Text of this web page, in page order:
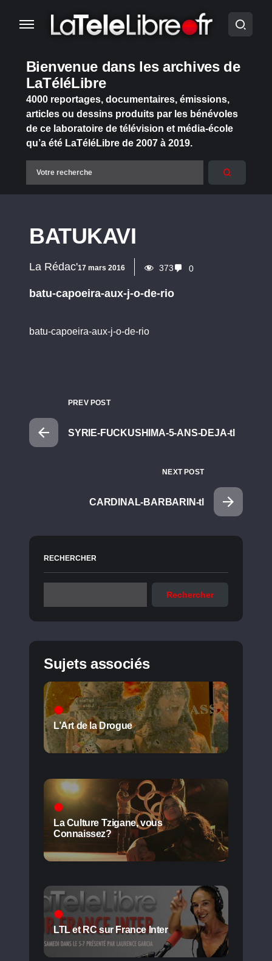
Bienvenue dans les archives de
LaTéléLibre
4000 reportages, documentaires, émissions,
articles ou dessins produits par les bénévoles
de ce laboratoire de télévision et média-école
qu’a été LaTéléLibre de 2007 à 2019.
BATUKAVI
La Rédac'17 mars 2016 373 0
batu-capoeira-aux-j-o-de-rio
batu-capoeira-aux-j-o-de-rio
PREV POST
SYRIE-FUCKUSHIMA-5-ANS-DEJA-tl
NEXT POST
CARDINAL-BARBARIN-tl
RECHERCHER
Rechercher
Sujets associés
L’Art de la Drogue
La Culture Tzigane, vous
Connaissez?
LTL et RC sur France Inter